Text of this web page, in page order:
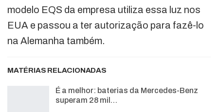
modelo EQS da empresa utiliza essa luz nos
EUA e passou a ter autorização para fazê-lo
na Alemanha também.
MATÉRIAS RELACIONADAS
É a melhor: baterias da Mercedes-Benz
superam 28 mil…